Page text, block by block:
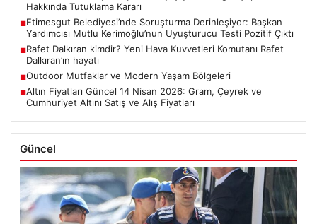
Hakkında Tutuklama Kararı
■Etimesgut Belediyesi’nde Soruşturma Derinleşiyor: Başkan
Yardımcısı Mutlu Kerimoğlu’nun Uyuşturucu Testi Pozitif Çıktı
■Rafet Dalkıran kimdir? Yeni Hava Kuvvetleri Komutanı Rafet
Dalkıran’ın hayatı
■Outdoor Mutfaklar ve Modern Yaşam Bölgeleri
■Altın Fiyatları Güncel 14 Nisan 2026: Gram, Çeyrek ve
Cumhuriyet Altını Satış ve Alış Fiyatları
Güncel